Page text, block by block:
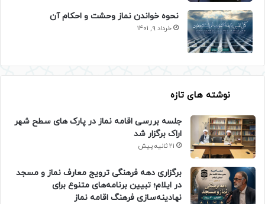
نحوه خواندن نماز وحشت و احکام آن
خرداد 9, 1401
نوشته های تازه
جلسه بررسی اقامه نماز در پارک های سطح شهر
اراک برگزار شد
21 ثانیه پیش
برگزاری دهه فرهنگی ترویج معارف نماز و مسجد
در ایلام؛ تبیین برنامه‌های متنوع برای
نهادینه‌سازی فرهنگ اقامه نماز